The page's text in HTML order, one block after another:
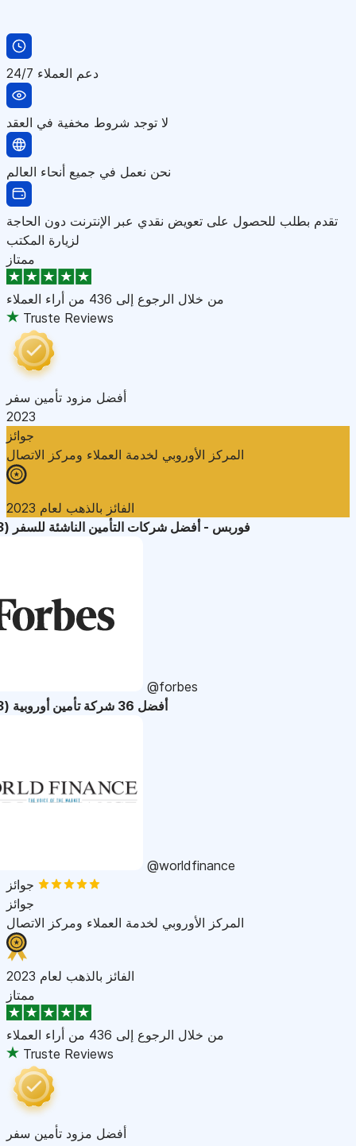
دعم العملاء 24/7
لا توجد شروط مخفية في العقد
نحن نعمل في جميع أنحاء العالم
تقدم بطلب للحصول على تعويض نقدي عبر الإنترنت دون الحاجة
لزيارة المكتب
ممتاز
من خلال الرجوع إلى 436 من أراء العملاء
Truste Reviews
أفضل مزود تأمين سفر
2023
جوائز
المركز الأوروبي لخدمة العملاء ومركز الاتصال
الفائز بالذهب لعام 2023
فوربس - أفضل شركات التأمين الناشئة للسفر (2023)
@forbes
أفضل 36 شركة تأمين أوروبية (2023)
@worldfinance
جوائز
المركز الأوروبي لخدمة العملاء ومركز الاتصال
الفائز بالذهب لعام 2023
ممتاز
من خلال الرجوع إلى 436 من أراء العملاء
Truste Reviews
أفضل مزود تأمين سفر